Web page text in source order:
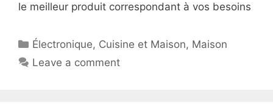
le meilleur produit correspondant à vos besoins
Électronique, Cuisine et Maison, Maison
Leave a comment